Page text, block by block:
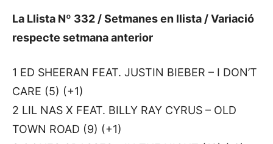
La Llista Nº 332 / Setmanes en llista / Variació
respecte setmana anterior
1 ED SHEERAN FEAT. JUSTIN BIEBER – I DON’T
CARE (5) (+1)
2 LIL NAS X FEAT. BILLY RAY CYRUS – OLD
TOWN ROAD (9) (+1)